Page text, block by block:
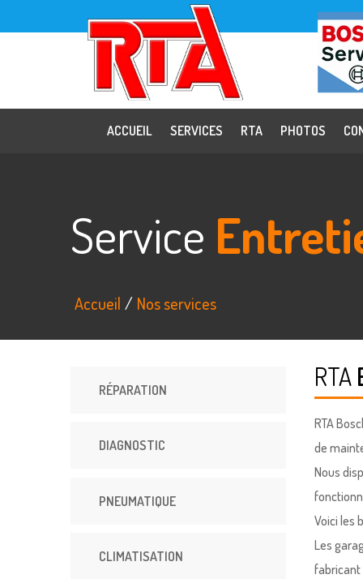
ACCUEIL SERVICES RTA PHOTOS
Service
Accueil Nos services
RÉPARATION
DIAGNOSTIC
PNEUMATIQUE
CLIMATISATION
RTA
RTA
de
Nous
Voici les
Les
fabricant